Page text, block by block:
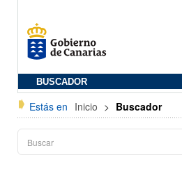
BUSCADOR
Estás en Inicio > Buscador